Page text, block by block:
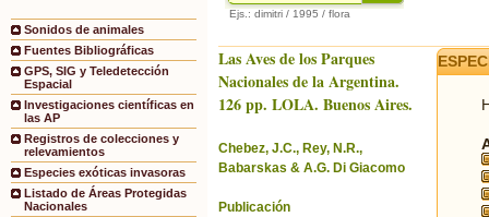
Sonidos de animales
Fuentes Bibliográficas
GPS, SIG y Teledetección
Espacial
Investigaciones científicas en
las AP
Registros de colecciones y
relevamientos
Especies exóticas invasoras
Listado de Áreas Protegidas
Nacionales
Ejs.: dimitri / 1995 / flora
Las Aves de los Parques
Nacionales de la Argentina.
126 pp. LOLA. Buenos Aires.
Chebez, J.C., Rey, N.R.,
Babarskas & A.G. Di Giacomo
Publicación